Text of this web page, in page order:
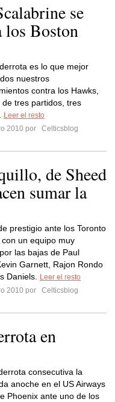
se
los Boston
es lo que mejor
nuestros
contra los Hawks,
de tres partidos, tres
Leer el resto
2010 por
Celticsblog
de Sheed
sumar la
prestigio ante los Toronto
con un equipo muy
las bajas de Paul
Garnett, Rajon Rondo
Daniels.
Leer el resto
2010 por
Celticsblog
en
consecutiva la
anoche en el US Airways
Phoenix ante uno de los